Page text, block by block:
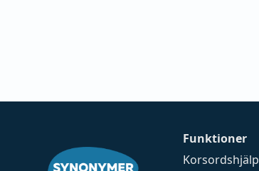
Funktioner
Korsordshjälp